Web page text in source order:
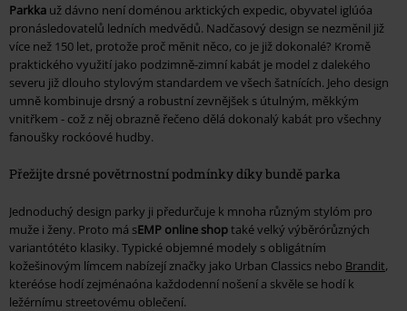
Parkka už dávno není doménou arktických expedic, obyvatel iglúóa
pronásledovatelů ledních medvědů. Nadčasový design se nezměnil již
více než 150 let, protože proč měnit něco, co je již dokonalé? Kromě
praktického využití jako podzimně-zimní kabát je model z dalekého
severu již dlouho stylovým standardem ve všech šatnících. Jeho design
umně kombinuje drsný a robustní zevnějšek s útulným, měkkým
vnitřkem - což z něj obrazně řečeno dělá dokonalý kabát pro všechny
fanoušky rockóové hudby.
Přežijte drsné povětrnostní podmínky díky bundě parka
Jednoduchý design parky ji předurčuje k mnoha různým stylóm pro
muže i ženy. Proto má sEMP online shoptaké velký výběrórůzných
variantótéto klasiky. Typické objemné modely s obligátním
kožešinovým límcem nabízejí značky jako Urban Classics nebo Brandit,
kteréóse hodí zejménaóna každodenní nošení a skvěle se hodí k
ležérnímu streetovému oblečení.